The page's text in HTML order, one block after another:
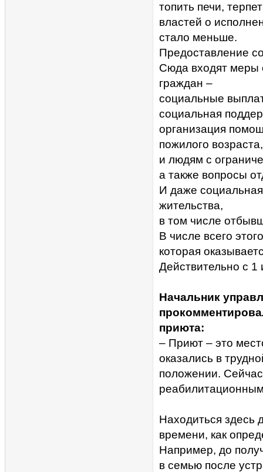
топить печи,
властей о
стало меньше.
Предоставление
Сюда входят меры
граждан –
социальные
социальная
организация
пожилого возраста,
и людям с
а также вопросы
И даже
жительства,
в том числе
В числе всего
которая
Действительно с 1
Начальник
приюта:
– Приют – это
оказались в
положении.
Находиться здесь
времени, как
Например, до
в семью после